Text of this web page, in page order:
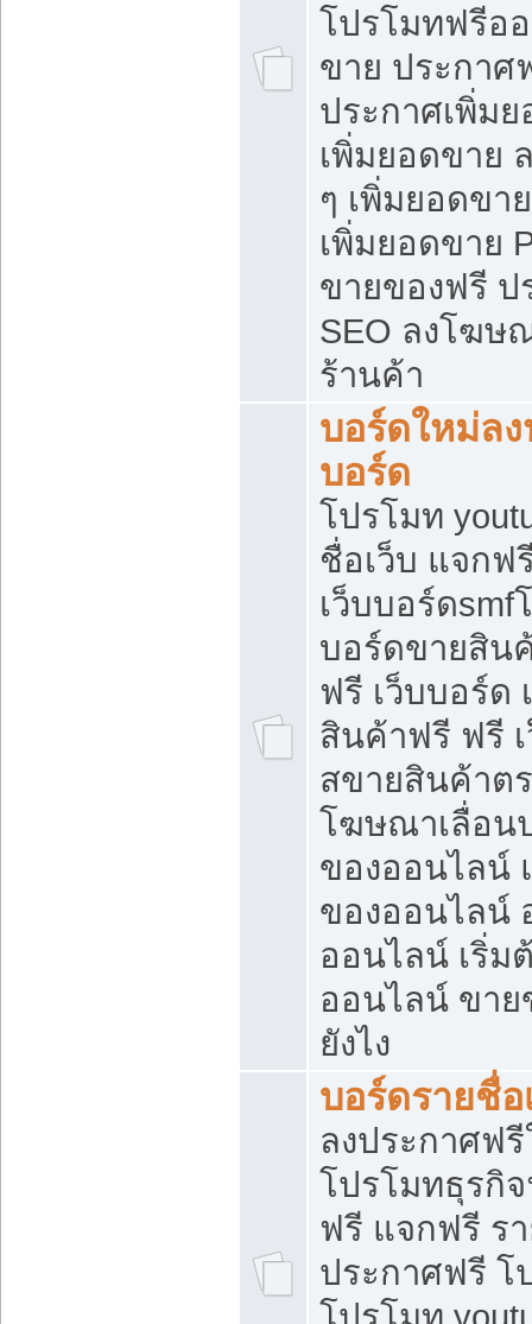
โปรโมทฟรีอ
ขาย ประกาศ
ประกาศเพิ่ม
เพิ่มยอดขาย
ๆ เพิ่มยอดขา
เพิ่มยอดขาย
ขายของฟรี ป
SEO ลงโฆษ
ร้านค้า
บอร์ดใหม่ลง
บอร์ด
โปรโมท
ชื่อเว็บ แจกฟ
เว็บบอร์ดsmf
บอร์ดขายสิน
ฟรี เว็บบอร์ด
สินค้าฟรี ฟรี
สขายสินค้าต
โฆษณาเลื่อน
ของออนไลน์
ของออนไลน์
ออนไลน์ เริ่ม
ออนไลน์ ขาย
ยังไง
บอร์ดรายชื่อ
ลงประกาศฟรี
โปรโมทธุรกิ
ฟรี แจกฟรี ร
ประกาศฟรี โ